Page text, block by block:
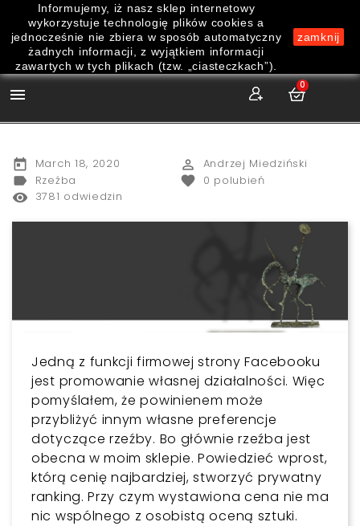

0
today March 18, 2020 perm_identity Andrzej Miedziński
label Rzeźba favorite 0 polubień
remove_red_eye 3781 odwiedzin
Jedną z funkcji firmowej strony Facebooku
jest promowanie własnej działalności. Więc
pomyślałem, że powinienem może
przybliżyć innym własne preferencje
dotyczące rzeźby. Bo głównie rzeźba jest
obecna w moim sklepie. Powiedzieć wprost,
którą cenię najbardziej, stworzyć prywatny
ranking. Przy czym wystawiona cena nie ma
nic wspólnego z osobistą oceną sztuki.
Informujemy, iż nasz sklep internetowy
wykorzystuje technologię plików cookies a
jednocześnie nie zbiera w sposób automatyczny
żadnych informacji, z wyjątkiem informacji
zawartych w tych plikach (tzw. „ciasteczkach”).
zamknij